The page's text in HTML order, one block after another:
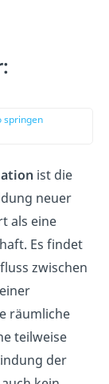
springen
ist die
neuer
als eine
Es findet
zwischen
räumliche
teilweise
der